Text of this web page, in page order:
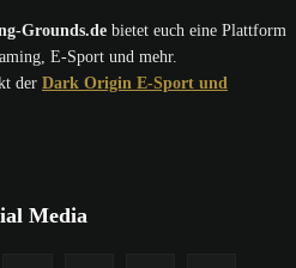
Grounds.de bietet euch eine Plattform
E-Sport und mehr.
der Dark Origin E-Sport und
Media